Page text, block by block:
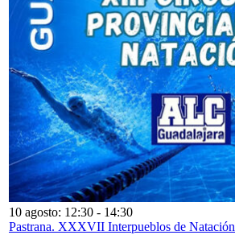
10 agosto: 12:30 - 14:30
Pastrana. XXXVII Interpueblos de Natación